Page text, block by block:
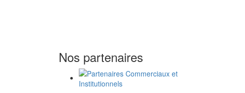
Nos partenaires